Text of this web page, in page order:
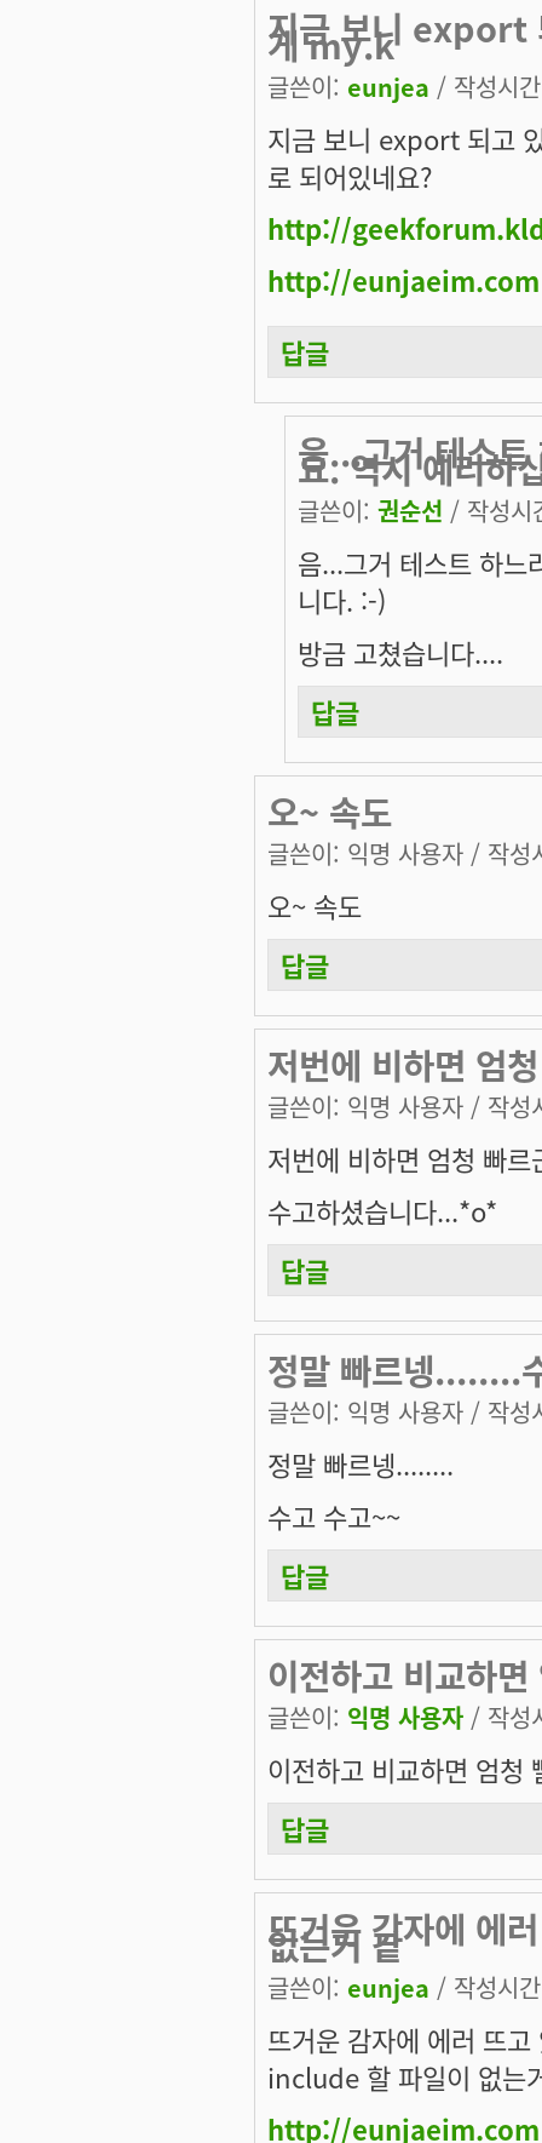
지금 보니 export
게 my.k
글쓴이: eunjea / 작성시
지금 보니 export 되고
로 되어있네요?
http://
http://eunjaeim.com
답글
음...그거 테스트
요. 역시 예리하
글쓴이: 권순선 / 작성
음...그거 테스트 하느
니다. :-)
방금 고쳤습니다....
답글
오~ 속도
글쓴이: 익명 사용자 / 작성
오~ 속도
답글
저번에 비하면 엄
글쓴이: 익명 사용자 / 작성
저번에 비하면 엄청 빠르
수고하셨습니다...*o*
답글
정말 빠르넹........
글쓴이: 익명 사용자 / 작성
정말 빠르넹........
수고 수고~~
답글
이전하고 비교하
글쓴이: 익명 사용자 / 작성
이전하고 비교하면 엄청
답글
뜨거운 감자에 에
없는거 같
글쓴이: eunjea / 작성시
뜨거운 감자에 에러 뜨고
include 할 파일이 없는
http://eunjaeim.com